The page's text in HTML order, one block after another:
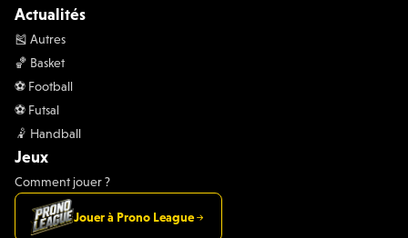
Actualités
🎽 Autres
🏀 Basket
⚽️ Football
⚽️ Futsal
🤾 Handball
Jeux
Comment jouer ?
Jouer à Prono League